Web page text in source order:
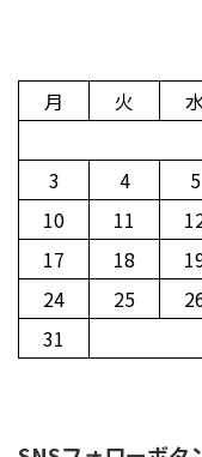
月
火
3
4 5
10
11
17
18
24
25
31